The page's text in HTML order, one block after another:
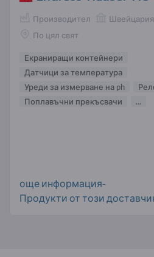
Производител
Швейцария
По цял свят
Екраниращи контейнери
Датчици за температура
Уреди за измерване на ph
Поплавъчни прекъсвачи
...
още информация-
Продукти от този